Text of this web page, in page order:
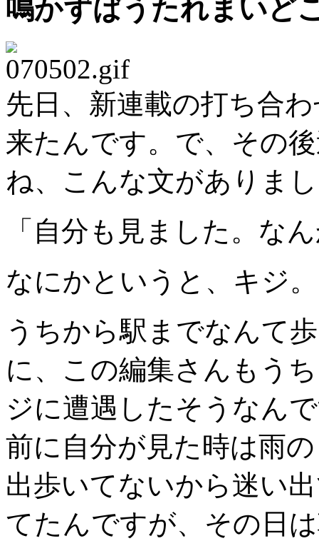
鳴かずばうたれまいど
先日、新連載の打ち合
来たんです。で、その
ね、こんな文がありま
「自分も見ました。な
なにかというと、キジ。
うちから駅までなんて
に、この編集さんもう
ジに遭遇したそうなん
前に自分が見た時は雨
出歩いてないから迷い
てたんですが、その日